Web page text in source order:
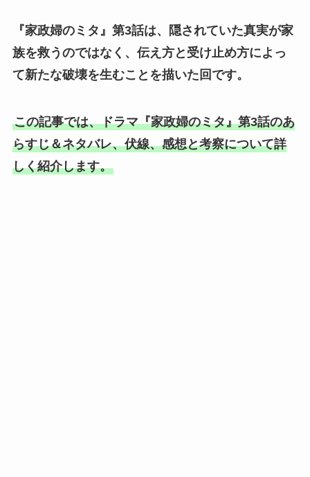
『家政婦のミタ』第3話は、隠されていた真実が家
族を救うのではなく、伝え方と受け止め方によっ
て新たな破壊を生むことを描いた回です。
この記事では、ドラマ『家政婦のミタ』第3話のあ
らすじ＆ネタバレ、伏線、感想と考察について詳
しく紹介します。